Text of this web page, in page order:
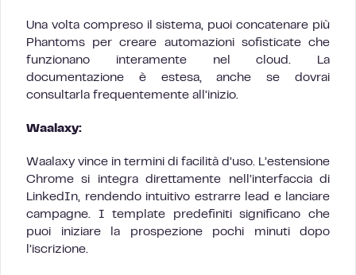
Una volta compreso il sistema, puoi concatenare più
Phantoms per creare automazioni sofisticate che
funzionano interamente nel cloud. La
documentazione è estesa, anche se dovrai
consultarla frequentemente all’inizio.
Waalaxy:
Waalaxy vince in termini di facilità d’uso. L’estensione
Chrome si integra direttamente nell’interfaccia di
LinkedIn, rendendo intuitivo estrarre lead e lanciare
campagne. I template predefiniti significano che
puoi iniziare la prospezione pochi minuti dopo
l’iscrizione.